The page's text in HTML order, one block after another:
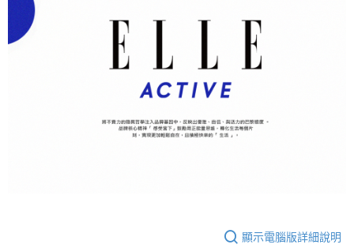
顯示電腦版詳細說明